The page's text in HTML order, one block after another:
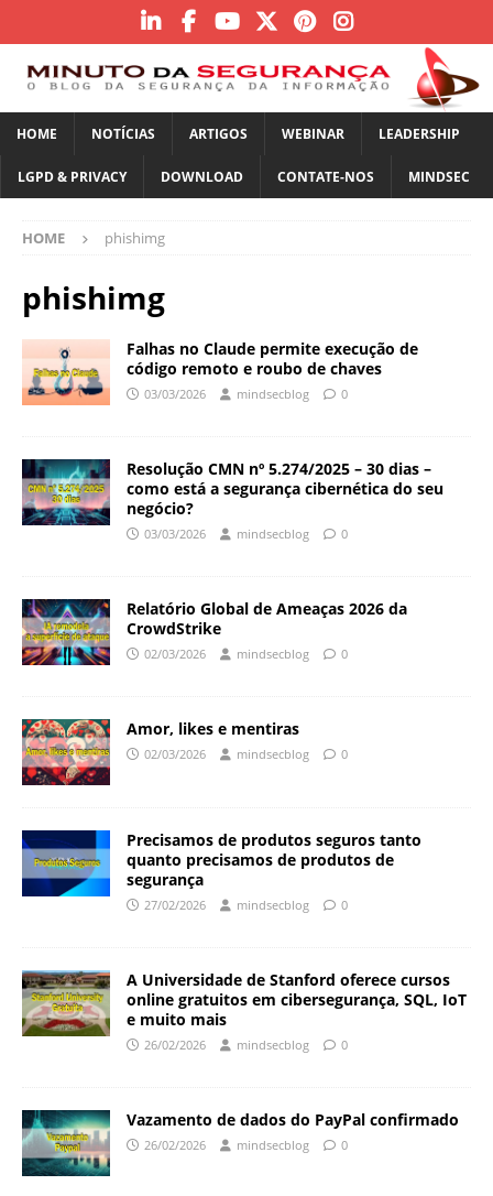
HOME NOTÍCIAS ARTIGOS WEBINAR LEADERSHIP
LGPD & PRIVACY DOWNLOAD CONTATE-NOS MINDSEC
HOME phishimg
phishimg
Falhas no Claude permite execução de
código remoto e roubo de chaves
03/03/2026 mindsecblog 0
Resolução CMN nº 5.274/2025 – 30 dias –
como está a segurança cibernética do seu
negócio?
03/03/2026 mindsecblog 0
Relatório Global de Ameaças 2026 da
CrowdStrike
02/03/2026 mindsecblog 0
Amor, likes e mentiras
02/03/2026 mindsecblog 0
Precisamos de produtos seguros tanto
quanto precisamos de produtos de
segurança
27/02/2026 mindsecblog 0
A Universidade de Stanford oferece cursos
online gratuitos em cibersegurança, SQL, IoT
e muito mais
26/02/2026 mindsecblog 0
Vazamento de dados do PayPal confirmado
26/02/2026 mindsecblog 0